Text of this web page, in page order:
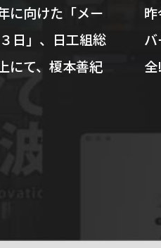
に向けた「メー
日」、日工組総
にて、榎本善紀